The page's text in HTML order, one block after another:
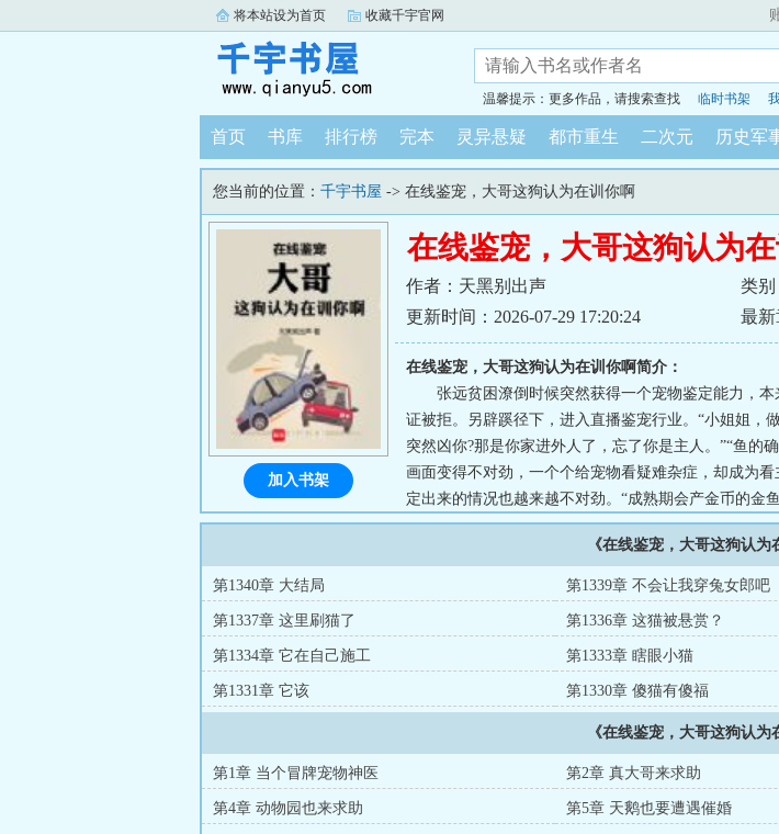
将本站设为首页 收藏千宇官网
温馨提示：更多作品，请搜索查找 临时书架
首页 书库 排行榜 完本 灵异悬疑 都市重生 二次元 历史军
您当前的位置： 千宇书屋 -> 在线鉴宠，大哥这狗认为在训你啊
在线鉴宠，大哥这狗认为
作者：天黑别出声 类别
更新时间：2026-07-29 17:20:24
最新
在线鉴宠，大哥这狗认为在训你啊简介：
张远贫困潦倒时候突然获得一个宠物鉴定能力，
证被拒。另辟蹊径下，进入直播鉴宠行业。“小姐姐，
突然凶你?那是你家进外人了，忘了你是主人。”“鱼的
画面变得不对劲，一个个给宠物看疑难杂症，却成为
定出来的情况也越来越不对劲。“成熟期会产金币的金
是普通宠物，不是灵宠?”【纯事业】【问诊社死】【灵
加入书架
《在线鉴宠，大哥这狗认
第1340章 大结局 第1339章 不会让我穿兔女郎吧
第1337章 这里刷猫了 第1336章 这猫被悬赏？
第1334章 它在自己施工 第1333章 瞎眼小猫
第1331章 它该 第1330章 傻猫有傻福
《在线鉴宠，大哥这狗认
第1章 当个冒牌宠物神医 第2章 真大哥来求助
第4章 动物园也来求助 第5章 天鹅也要遭遇催婚